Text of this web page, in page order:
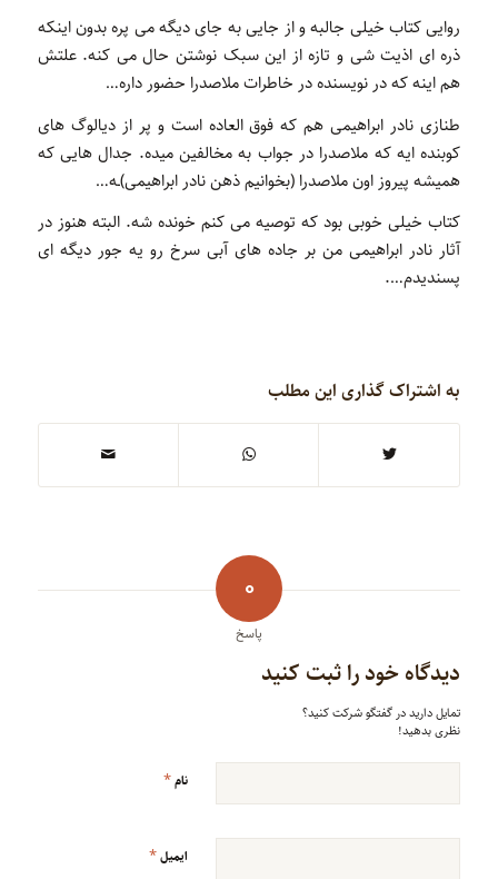
روایی کتاب خیلی جالبه و از جایی به جای دیگه می پره بدون اینکه
ذره ای اذیت شی و تازه از این سبک نوشتن حال می کنه. علتش
هم اینه که در نویسنده در خاطرات ملاصدرا حضور داره…
طنازی نادر ابراهیمی هم که فوق العاده است و پر از دیالوگ های
کوبنده ایه که ملاصدرا در جواب به مخالفین میده. جدال هایی که
همیشه پیروز اون ملاصدرا (بخوانیم ذهن نادر ابراهیمی)ـه…
کتاب خیلی خوبی بود که توصیه می کنم خونده شه. البته هنوز در
آثار نادر ابراهیمی من بر جاده های آبی سرخ رو یه جور دیگه ای
پسندیدم….
به اشتراک گذاری این مطلب
0
پاسخ
دیدگاه خود را ثبت کنید
تمایل دارید در گفتگو شرکت کنید؟
نظری بدهید!
نام*
ایمیل*